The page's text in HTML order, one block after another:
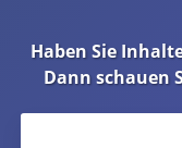
Haben Sie
Dann schauen